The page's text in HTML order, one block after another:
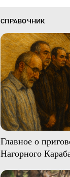
СПРАВОЧНИК
Главное о
Нагорного